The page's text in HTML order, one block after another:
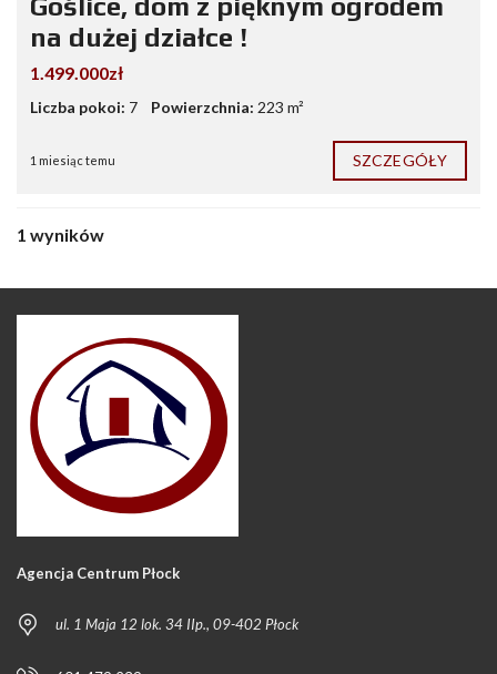
Goślice, dom z pięknym ogrodem
na dużej działce !
1.499.000zł
Liczba pokoi: 7 Powierzchnia: 223 m²
1 miesiąc temu SZCZEGÓŁY
1 wyników
Agencja Centrum Płock
ul. 1 Maja 12 lok. 34 IIp., 09-402 Płock